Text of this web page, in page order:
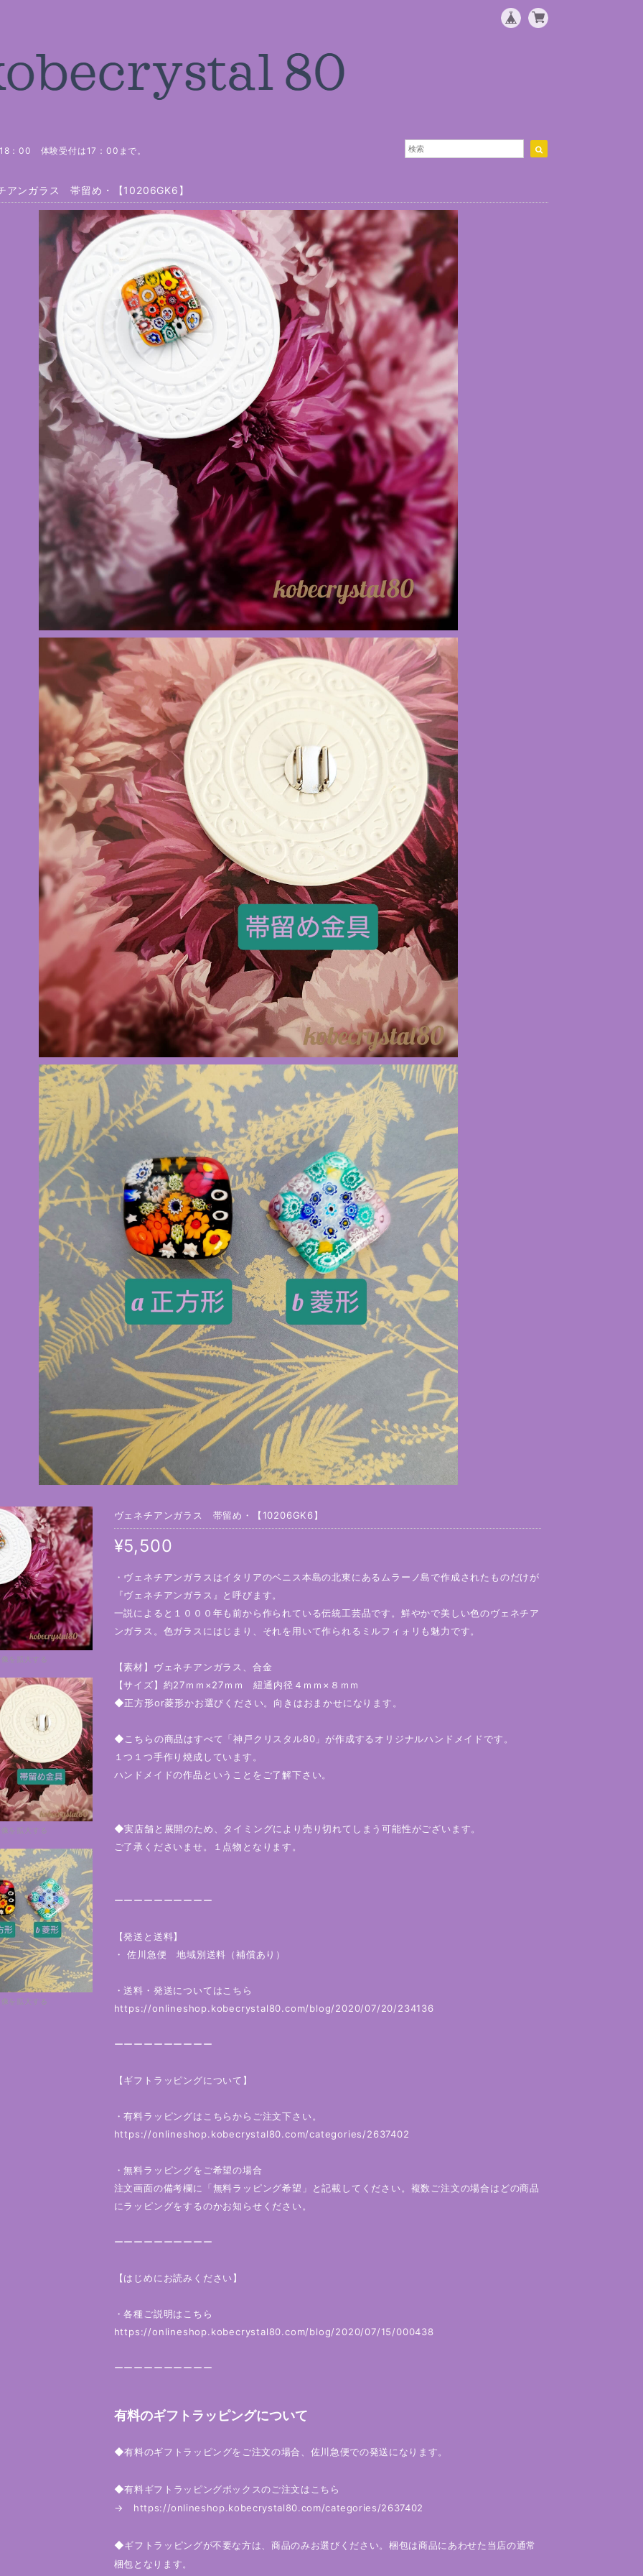
：00 体験受付は17：00まで。
アンガラス 帯留め・【10206GK6】
を拡大する
を拡大する
を拡大する
ヴェネチアンガラス 帯留め・【10206GK6】
¥5,500
・ヴェネチアンガラスはイタリアのベニス本島の北東にあるムラーノ島で作成されたものだけが
『ヴェネチアンガラス』と呼びます。
一説によると１０００年も前から作られている伝統工芸品です。鮮やかで美しい色のヴェネチア
ンガラス。色ガラスにはじまり、それを用いて作られるミルフィォリも魅力です。
【素材】ヴェネチアンガラス、合金
【サイズ】約27ｍｍ×27ｍｍ 紐通内径４ｍｍ×８ｍｍ
◆正方形or菱形かお選びください。向きはおまかせになります。
◆こちらの商品はすべて「神戸クリスタル80」が作成するオリジナルハンドメイドです。
１つ１つ手作り焼成しています。
ハンドメイドの作品ということをご了解下さい。
◆実店舗と展開のため、タイミングにより売り切れてしまう可能性がございます。
ご了承くださいませ。１点物となります。
ーーーーーーーーーー
【発送と送料】
・ 佐川急便 地域別送料（補償あり）
・送料・発送についてはこちら
https://onlineshop.kobecrystal80.com/blog/2020/07/20/234136
ーーーーーーーーーー
【ギフトラッピングについて】
・有料ラッピングはこちらからご注文下さい。
https://onlineshop.kobecrystal80.com/categories/2637402
・無料ラッピングをご希望の場合
注文画面の備考欄に「無料ラッピング希望」と記載してください。複数ご注文の場合はどの商品
にラッピングをするのかお知らせください。
ーーーーーーーーーー
【はじめにお読みください】
・各種ご説明はこちら
https://onlineshop.kobecrystal80.com/blog/2020/07/15/000438
ーーーーーーーーーー
有料のギフトラッピングについて
◆有料のギフトラッピングをご注文の場合、佐川急便での発送になります。
◆有料ギフトラッピングボックスのご注文はこちら
→ https://onlineshop.kobecrystal80.com/categories/2637402
◆ギフトラッピングが不要な方は、商品のみお選びください。梱包は商品にあわせた当店の通常
梱包となります。